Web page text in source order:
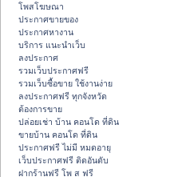
โพสโฆษณา
ประกาศขายของ
ประกาศหางาน
บริการ แนะนำเว็บ
ลงประกาศ
รวมเว็บประกาศฟรี
รวมเว็บซื้อขาย ใช้งานง่าย
ลงประกาศฟรี ทุกจังหวัด
ต้องการขาย
ปล่อยเช่า บ้าน คอนโด ที่ดิน
ขายบ้าน คอนโด ที่ดิน
ประกาศฟรี ไม่มี หมดอายุ
เว็บประกาศฟรี ติดอันดับ
ฝากร้านฟรี โพ ส ฟรี